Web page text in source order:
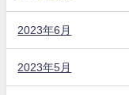
2023年6月
2023年5月